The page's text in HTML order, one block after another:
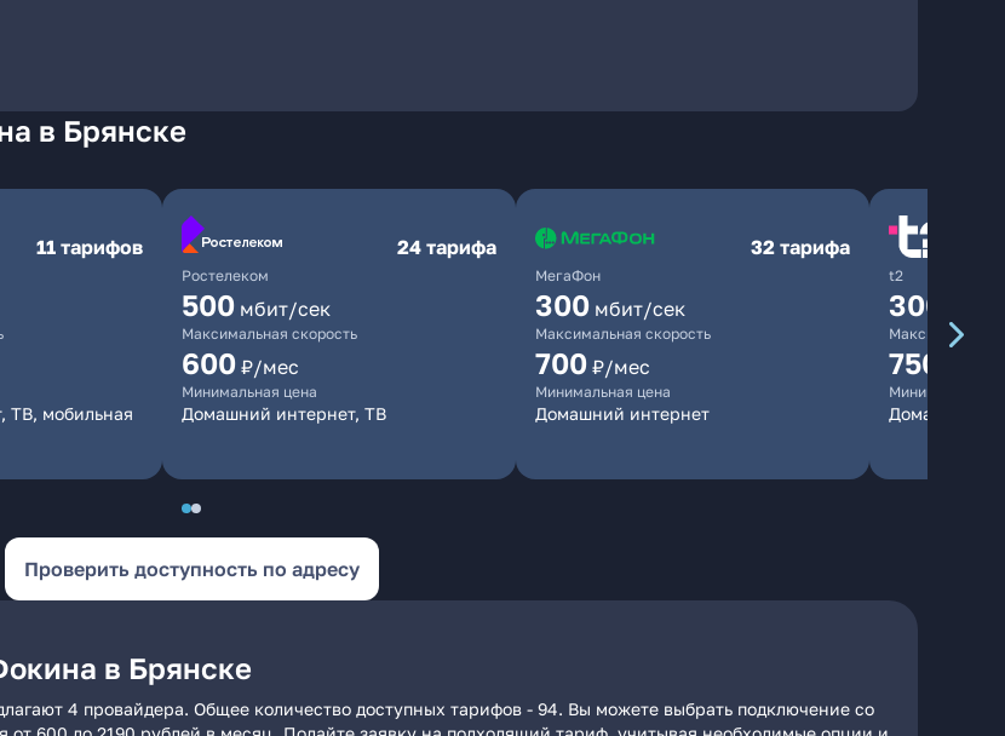
в Брянске
11 тарифов
ТВ, мобильная
Ростелеком
24 тарифа
500 мбит/сек
Максимальная скорость
600 ₽/мес
Минимальная цена
Домашний интернет, ТВ
МегаФон
32 тарифа
300 мбит/сек
Максимальная скорость
700 ₽/мес
Минимальная цена
Домашний интернет
t2
300
Максимальная
750
Минимальная
Домашний
Проверить доступность по адресу
в Брянске
4 провайдера. Общее количество доступных тарифов - 94. Вы можете выбрать подключение со